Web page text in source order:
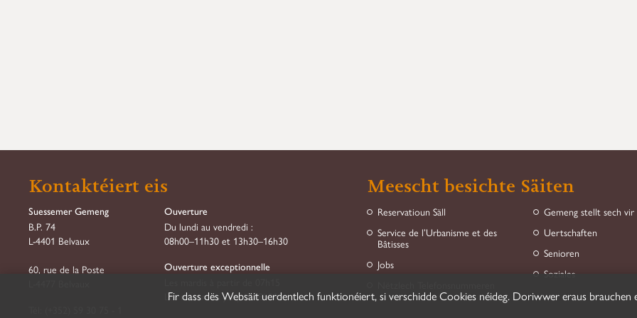
Kontaktéiert eis
Suessemer Gemeng
B.P. 74
L-4401 Belvaux
60, rue de la Poste
Ouverture
Du lundi au vendredi :
08h00–11h30 et 13h30–16h30
Ouverture exceptionnelle
Les mercredis jusqu'à 18h00
Meescht besichte Säiten
Reservatioun Säll
Service de l’Urbanisme et des
Bâtisses
Jobs
Gemeng stellt sech vir
Uertschaften
Senioren
Soziales
Fir dass dës Websäit uerdentlech funktionéiert, si verschidde Cookies néideg. Doriwwer eraus